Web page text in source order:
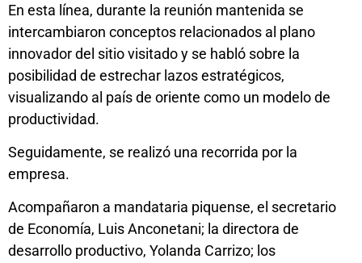
En esta línea, durante la reunión mantenida se
intercambiaron conceptos relacionados al plano
innovador del sitio visitado y se habló sobre la
posibilidad de estrechar lazos estratégicos,
visualizando al país de oriente como un modelo de
productividad.
Seguidamente, se realizó una recorrida por la
empresa.
Acompañaron a mandataria piquense, el secretario
de Economía, Luis Anconetani; la directora de
desarrollo productivo, Yolanda Carrizo; los